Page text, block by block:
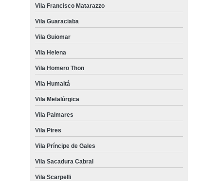
Vila Francisco Matarazzo
Vila Guaraciaba
Vila Guiomar
Vila Helena
Vila Homero Thon
Vila Humaitá
Vila Metalúrgica
Vila Palmares
Vila Pires
Vila Príncipe de Gales
Vila Sacadura Cabral
Vila Scarpelli